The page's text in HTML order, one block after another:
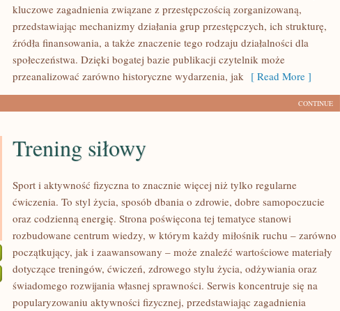
kluczowe zagadnienia związane z przestępczością zorganizowaną,
przedstawiając mechanizmy działania grup przestępczych, ich strukturę,
źródła finansowania, a także znaczenie tego rodzaju działalności dla
społeczeństwa. Dzięki bogatej bazie publikacji czytelnik może
przeanalizować zarówno historyczne wydarzenia, jak [ Read More ]
CONTINUE
TRENING
SIŁOWY
Trening siłowy
Sport i aktywność fizyczna to znacznie więcej niż tylko regularne
ćwiczenia. To styl życia, sposób dbania o zdrowie, dobre samopoczucie
oraz codzienną energię. Strona poświęcona tej tematyce stanowi
rozbudowane centrum wiedzy, w którym każdy miłośnik ruchu – zarówno
początkujący, jak i zaawansowany – może znaleźć wartościowe materiały
dotyczące treningów, ćwiczeń, zdrowego stylu życia, odżywiania oraz
świadomego rozwijania własnej sprawności. Serwis koncentruje się na
popularyzowaniu aktywności fizycznej, przedstawiając zagadnienia